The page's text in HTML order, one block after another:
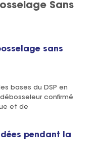
Sans
sans
bases du DSP en
confirmé
et de
pendant la